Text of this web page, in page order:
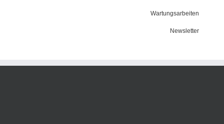
Wartungsarbeiten
Newsletter